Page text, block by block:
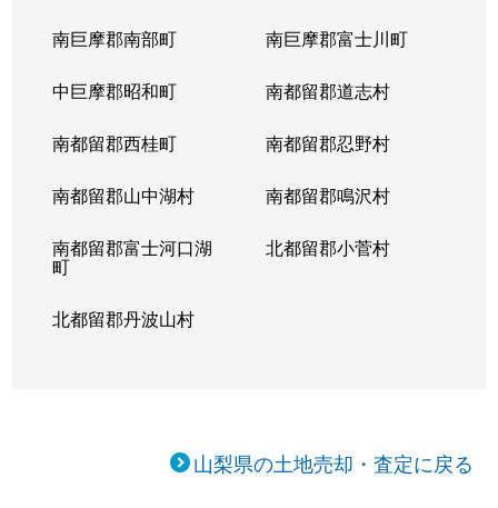
南巨摩郡南部町 南巨摩郡富士川町
中巨摩郡昭和町 南都留郡道志村
南都留郡西桂町 南都留郡忍野村
南都留郡山中湖村 南都留郡鳴沢村
南都留郡富士河口湖
町
北都留郡小菅村
北都留郡丹波山村
山梨県の土地売却・査定に戻る